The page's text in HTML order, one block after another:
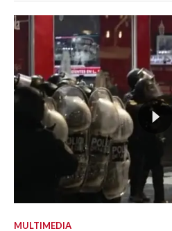
MULTIMEDIA